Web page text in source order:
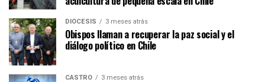
DIÓCESIS 3 meses atrás
Obispos llaman a recuperar la paz social y el
diálogo político en Chile
CASTRO 3 meses atrás